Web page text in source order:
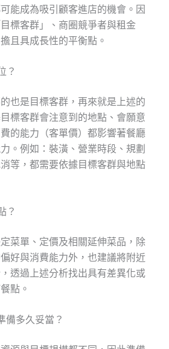
能成為吸引顧客進店的機會。因
標客群」、商圈競爭者與租金
且具成長性的平衡點。
？
也是目標客群，再來就是上述的
目標客群會注意到的地點、會願意
的能力（客單價）都影響著餐廳
。例如：裝潢、營業時段、規劃
等，都需要依據目標客群與地點
？
菜單、定價及相關延伸菜品，除
好與消費能力外，也建議將附近
透過上述分析找出具有差異化或
點。
備多久妥當？